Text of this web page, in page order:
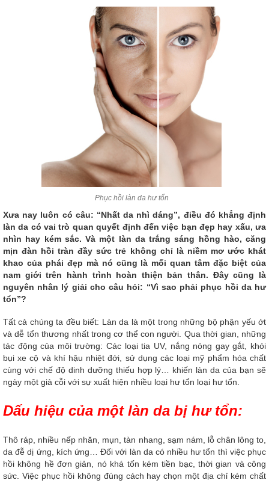
Phục hồi làn da hư tổn
Xưa nay luôn có câu: “Nhất da nhì dáng”, điều đó khẳng định
làn da có vai trò quan quyết định đến việc bạn đẹp hay xấu, ưa
nhìn hay kém sắc. Và một làn da trắng sáng hồng hào, căng
mịn đàn hồi tràn đầy sức trẻ không chỉ là niềm mơ ước khát
khao của phái đẹp mà nó cũng là mối quan tâm đặc biệt của
nam giới trên hành trình hoàn thiện bản thân. Đây cũng là
nguyên nhân lý giải cho câu hỏi: “Vì sao phải phục hồi da hư
tổn”?
Tất cả chúng ta đều biết: Làn da là một trong những bộ phận yếu ớt
và dễ tổn thương nhất trong cơ thể con người. Qua thời gian, những
tác động của môi trường: Các loại tia UV, nắng nóng gay gắt, khói
bụi xe cộ và khí hậu nhiệt đới, sử dụng các loại mỹ phẩm hóa chất
cùng với chế độ dinh dưỡng thiếu hợp lý… khiến làn da của bạn sẽ
ngày một già cỗi với sự xuất hiện nhiều loại hư tổn loại hư tổn.
Dấu hiệu của một làn da bị hư tổn:
Thô ráp, nhiều nếp nhăn, mụn, tàn nhang, sạm nám, lỗ chân lông to,
da đễ dị ứng, kích ứng… Đối với làn da có nhiều hư tổn thì việc phục
hồi không hề đơn giản, nó khá tốn kém tiền bạc, thời gian và công
sức. Việc phục hồi không đúng cách hay chọn một địa chỉ kém chất